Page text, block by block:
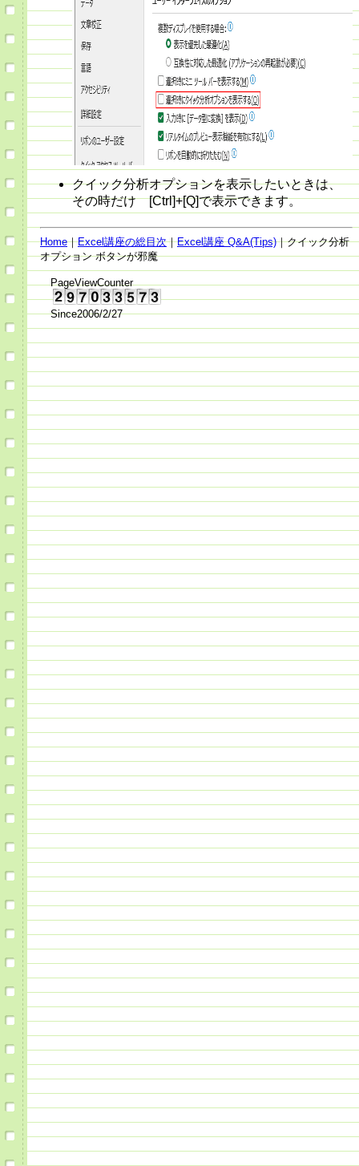
クイック分析オプションを表示したいときは、
その時だけ [Ctrl]+[Q]で表示できます。
Home｜Excel講座の総目次｜Excel講座 Q&A(Tips)｜クイック分析
オプション ボタンが邪魔
PageViewCounter
Since2006/2/27